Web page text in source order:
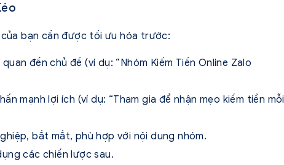
bạn cần được tối ưu hóa trước:
đến chủ đề (ví dụ: “Nhóm Kiếm Tiền Online Zalo
mạnh lợi ích (ví dụ: “Tham gia để nhận mẹo kiếm tiền mỗi
bắt mắt, phù hợp với nội dung nhóm.
các chiến lược sau.